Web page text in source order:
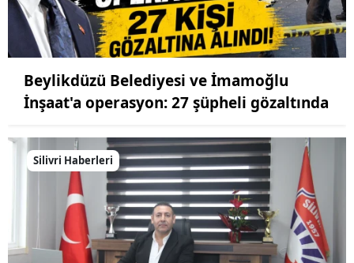
Beylikdüzü Belediyesi ve İmamoğlu
İnşaat'a operasyon: 27 şüpheli gözaltında
Silivri Haberleri